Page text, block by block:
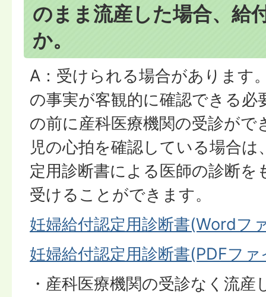
のまま流産した場合、給
か。
A：受けられる場合があります
の事実が客観的に確認できる必
の前に産科医療機関の受診がで
児の心拍を確認している場合は
定用診断書による医師の診断を
受けることができます。
妊婦給付認定用診断書(Wordフ
妊婦給付認定用診断書(PDFフ
・産科医療機関の受診なく流